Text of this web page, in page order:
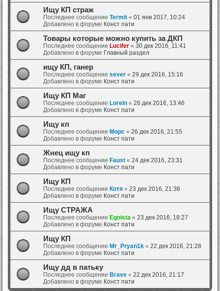
Ищу КП страж
Последнее сообщение Termit « 01 янв 2017, 10:24
Добавлено в форуме Конст пати
Товары которые можно купить за ДКП
Последнее сообщение Lucifer « 30 дек 2016, 11:41
Добавлено в форуме Главный раздел
ищу КП, ганер
Последнее сообщение sever « 29 дек 2016, 15:16
Добавлено в форуме Конст пати
Ищу КП Маг
Последнее сообщение Lorein « 28 дек 2016, 13:46
Добавлено в форуме Конст пати
Ищу кп
Последнее сообщение Mopc « 26 дек 2016, 21:55
Добавлено в форуме Конст пати
Жнец ищу кп
Последнее сообщение Faust « 24 дек 2016, 23:31
Добавлено в форуме Конст пати
Ищу КП
Последнее сообщение Котя « 23 дек 2016, 21:36
Добавлено в форуме Конст пати
Ищу СТРАЖА
Последнее сообщение Egoista « 23 дек 2016, 18:27
Добавлено в форуме Конст пати
Ищу КП
Последнее сообщение Mr_Pryan1k « 22 дек 2016, 21:28
Добавлено в форуме Конст пати
Ищу дд в патьку
Последнее сообщение Brave « 22 дек 2016, 21:17
Добавлено в форуме Конст пати